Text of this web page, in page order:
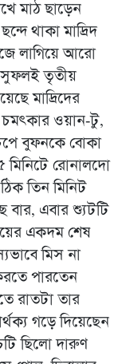
মাঠ ছাড়েন
থাকা মাদ্রিদ
লাগিয়ে আরো
সুফলই তৃতীয়
মাদ্রিদের
চমৎকার ওয়ান-টু,
বুফনকে বোকা
মিনিটে রোনালদো
তিন মিনিট
বার, এবার শ্যুটটি
একদম শেষ
মিস না
পারতেন
রাতটা তার
গড়ে দিয়েছেন
ছিলো দারুণ